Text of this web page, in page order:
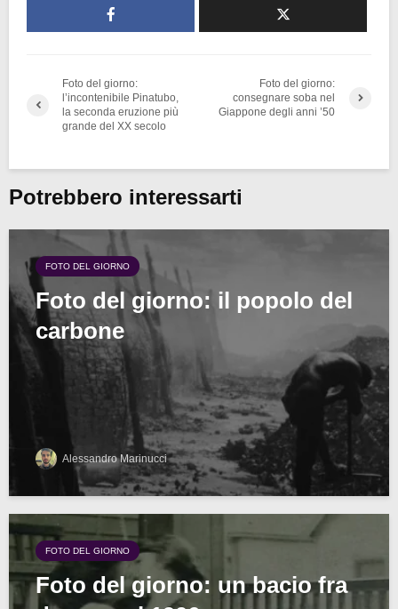
Foto del giorno:
l’incontenibile Pinatubo,
la seconda eruzione più
grande del XX secolo
Foto del giorno:
consegnare soba nel
Giappone degli anni ’50
Potrebbero interessarti
FOTO DEL GIORNO
Foto del giorno: il popolo del
carbone
Alessandro Marinucci
FOTO DEL GIORNO
Foto del giorno: un bacio fra